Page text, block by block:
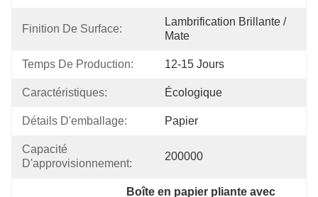
Finition De Surface:
Lambrification Brillante /
Mate
Temps De Production: 12-15 Jours
Caractéristiques: Écologique
Détails D'emballage: Papier
Capacité
D'approvisionnement:
200000
Boîte en papier pliante avec